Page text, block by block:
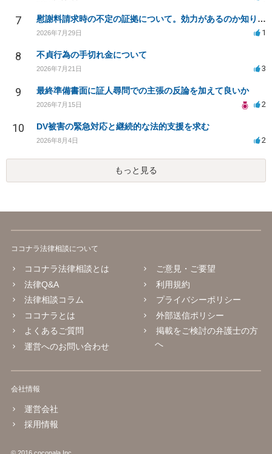
7 慰謝料請求時の不定の証拠について。効力があるのか知りたい。
2026年7月29日 1
8 不貞行為の手切れ金について
2026年7月21日 3
9 最終準備書面に証人尋問での主張の反論を加えて良いか
2026年7月15日 2
10 DV被害の緊急対応と継続的な法的支援を求む
2026年8月4日 2
もっと見る
ココナラ法律相談について
ココナラ法律相談とは
法律Q&A
法律相談コラム
ココナラとは
よくあるご質問
運営へのお問い合わせ
ご意見・ご要望
利用規約
プライバシーポリシー
外部送信ポリシー
掲載をご検討の弁護士の方
へ
会社情報
運営会社
採用情報